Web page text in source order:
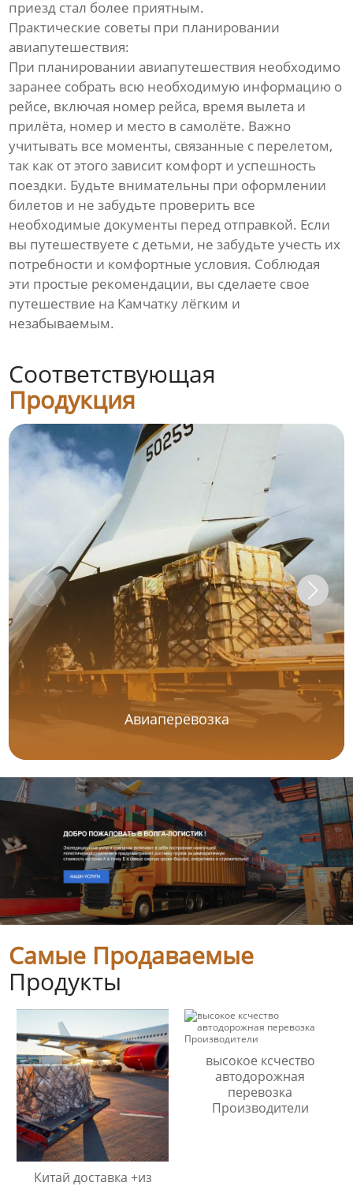
приезд стал более приятным.
Практические советы при планировании
авиапутешествия:
При планировании авиапутешествия необходимо
заранее собрать всю необходимую информацию о
рейсе, включая номер рейса, время вылета и
прилёта, номер и место в самолёте. Важно
учитывать все моменты, связанные с перелетом,
так как от этого зависит комфорт и успешность
поездки. Будьте внимательны при оформлении
билетов и не забудьте проверить все
необходимые документы перед отправкой. Если
вы путешествуете с детьми, не забудьте учесть их
потребности и комфортные условия. Соблюдая
эти простые рекомендации, вы сделаете свое
путешествие на Камчатку лёгким и
незабываемым.
Соответствующая
Продукция
Авиаперевозка
Самые Продаваемые
Продукты
Китай доставка +из
высокое ксчество
автодорожная
перевозка
Производители